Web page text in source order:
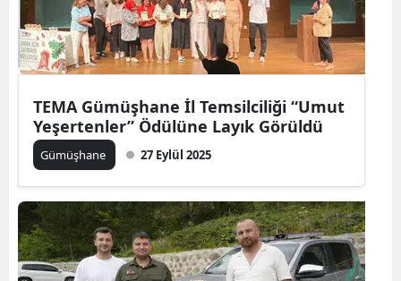
TEMA Gümüşhane İl Temsilciliği “Umut
Yeşertenler” Ödülüne Layık Görüldü
Gümüşhane 27 Eylül 2025